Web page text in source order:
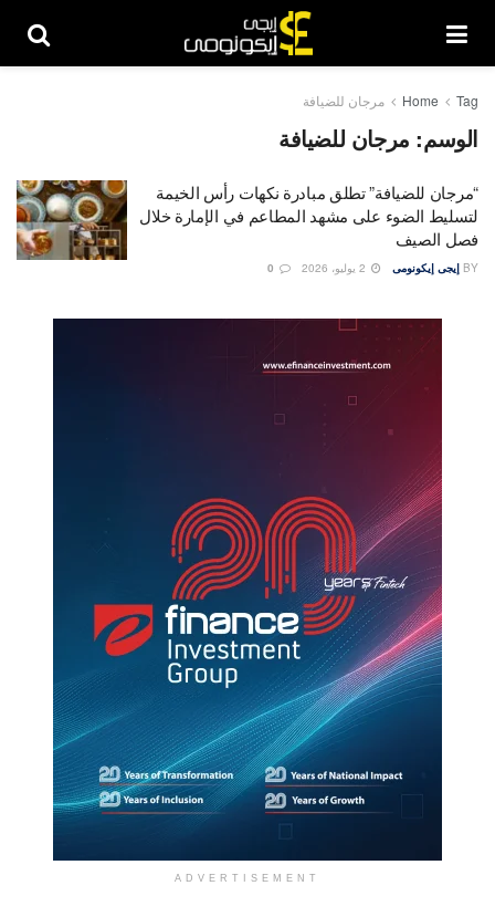
Home Tag مرجان للضيافة
الوسم: مرجان للضيافة
“مرجان للضيافة” تطلق مبادرة نكهات رأس الخيمة
لتسليط الضوء على مشهد المطاعم في الإمارة خلال
فصل الصيف
BY إيجى إيكونومى
ADVERTISEMENT